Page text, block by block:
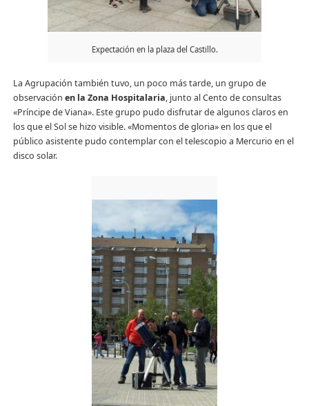
Expectación en la plaza del Castillo.
La Agrupación también tuvo, un poco más tarde, un grupo de
observación en la Zona Hospitalaria, junto al Cento de consultas
«Príncipe de Viana». Este grupo pudo disfrutar de algunos claros en
los que el Sol se hizo visible. «Momentos de gloria» en los que el
público asistente pudo contemplar con el telescopio a Mercurio en el
disco solar.